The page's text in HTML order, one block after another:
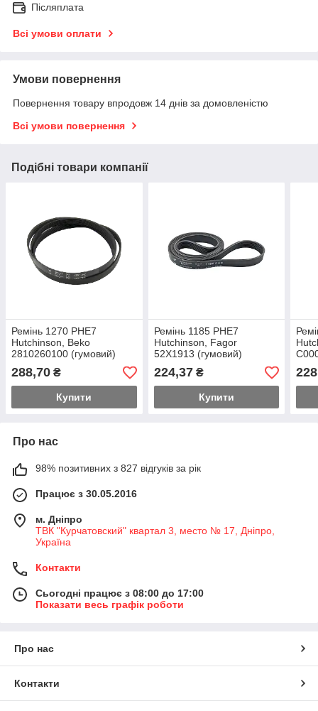
Післяплата
Всі умови оплати
Умови повернення
Повернення товару впродовж 14 днів за домовленістю
Всі умови повернення
Подібні товари компанії
Ремінь 1270 PHE7
Hutchinson, Beko
2810260100 (гумовий)
288,70 ₴
Купити
Ремінь 1185 PHE7
Hutchinson, Fagor
52X1913 (гумовий)
224,37₴
Купити
Про нас
98% позитивних з 827 відгуків за рік
Працює з 30.05.2016
м. Дніпро
ТВК "Курчатовский" квартал 3, место № 17, Дніпро,
Україна
Контакти
Сьогодні працює з 08:00 до 17:00
Показати весь графік роботи
Про нас
Контакти